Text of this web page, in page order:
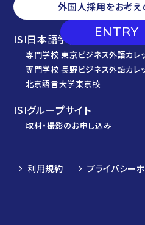
ENTRY
外国人採用をお考え
ISI日本語学校
専門学校 東京ビジネス外語カレ
専門学校 長野ビジネス外語カレ
北京語言大学東京校
ISIグループサイト
取材・撮影のお申し込み
利用規約 プライバシー